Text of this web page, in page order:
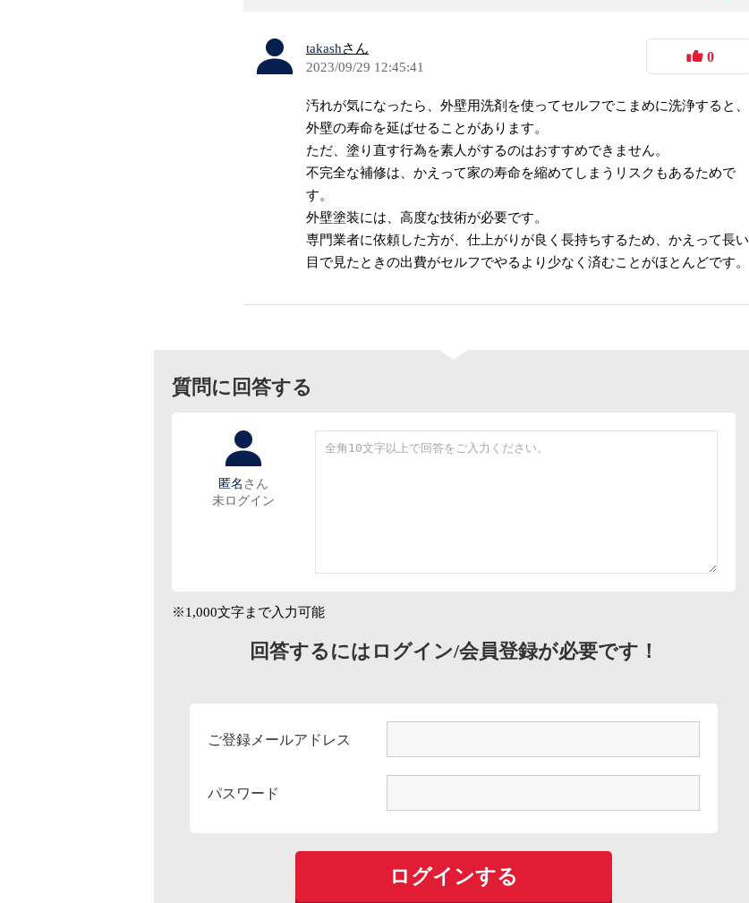
takashさん
2023/09/29 12:45:41
0
汚れが気になったら、外壁用洗剤を使ってセルフでこまめに洗浄すると、
外壁の寿命を延ばせることがあります。
ただ、塗り直す行為を素人がするのはおすすめできません。
不完全な補修は、かえって家の寿命を縮めてしまうリスクもあるためで
す。
外壁塗装には、高度な技術が必要です。
専門業者に依頼した方が、仕上がりが良く長持ちするため、かえって長い
目で見たときの出費がセルフでやるより少なく済むことがほとんどです。
質問に回答する
匿名 さん
未ログイン
※1,000文字まで入力可能
回答するにはログイン/会員登録が必要です！
ご登録メールアドレス
パスワード